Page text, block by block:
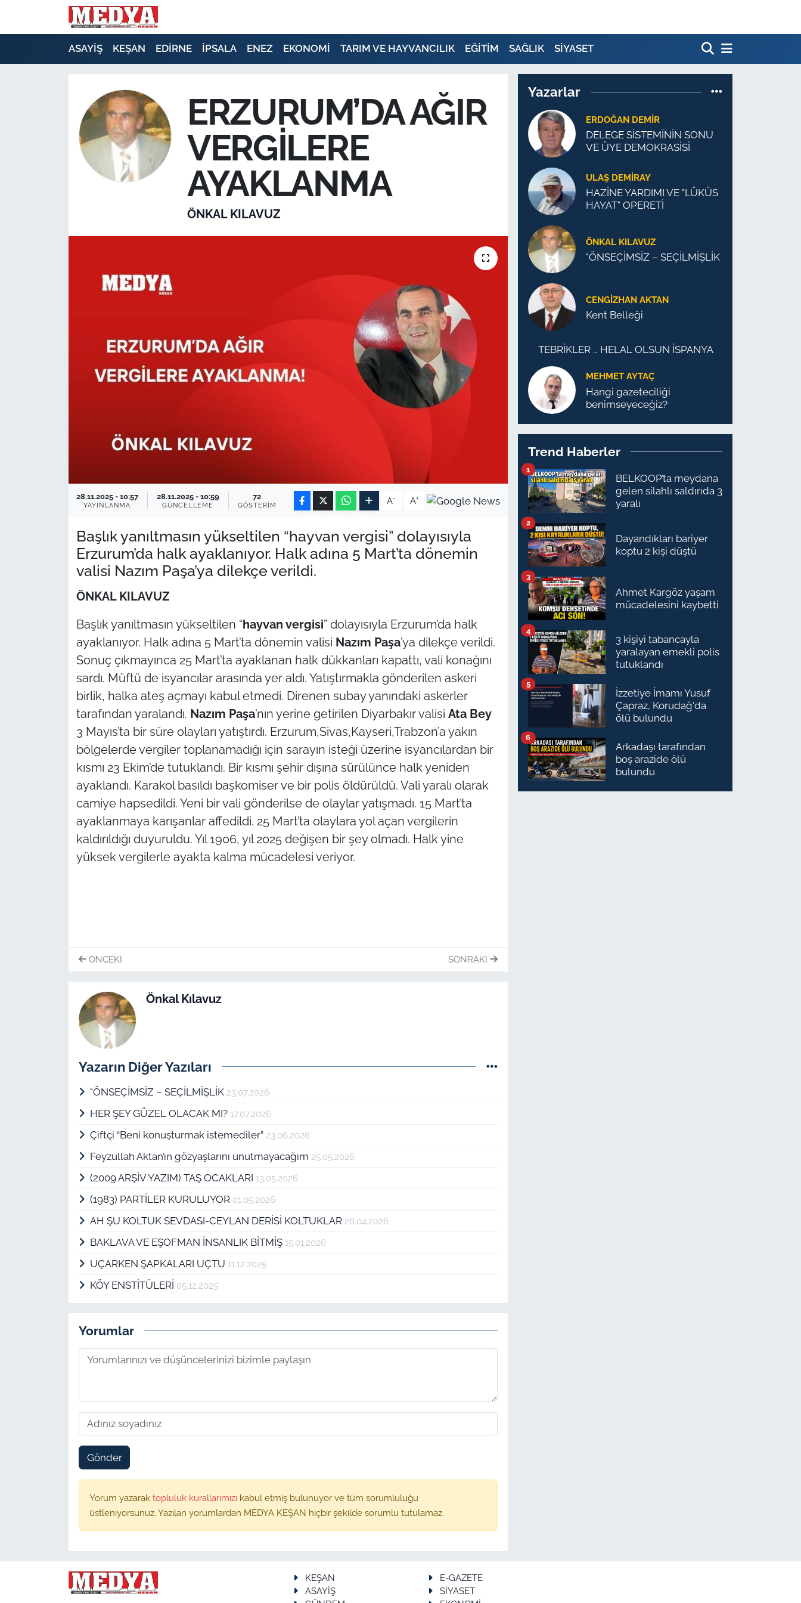
ASAYİŞ KEŞAN EDİRNE İPSALA ENEZ EKONOMİ TARIM VE HAYVANCILIK EĞİTİM SAĞLIK SİYASET
ERZURUM’DA AĞIR
VERGİLERE
AYAKLANMA
ÖNKAL KILAVUZ
28.11.2025 - 10:57
YAYINLANMA
28.11.2025 - 10:59
GÜNCELLEME
72
GÖSTERIM A- A+
Başlık yanıltmasın yükseltilen “hayvan vergisi” dolayısıyla
Erzurum’da halk ayaklanıyor. Halk adına 5 Mart’ta dönemin
valisi Nazım Paşa’ya dilekçe verildi.
ÖNKAL KILAVUZ
Başlık yanıltmasın yükseltilen “hayvan vergisi” dolayısıyla Erzurum’da halk
ayaklanıyor. Halk adına 5 Mart’ta dönemin valisi Nazım Paşa’ya dilekçe verildi.
Sonuç çıkmayınca 25 Mart’ta ayaklanan halk dükkanları kapattı, vali konağını
sardı. Müftü de isyancılar arasında yer aldı. Yatıştırmakla gönderilen askeri
birlik, halka ateş açmayı kabul etmedi. Direnen subay yanındaki askerler
tarafından yaralandı. Nazım Paşa’nın yerine getirilen Diyarbakır valisi Ata Bey
3 Mayıs’ta bir süre olayları yatıştırdı. Erzurum,Sivas,Kayseri,Trabzon’a yakın
bölgelerde vergiler toplanamadığı için sarayın isteği üzerine isyancılardan bir
kısmı 23 Ekim’de tutuklandı. Bir kısmı şehir dışına sürülünce halk yeniden
ayaklandı. Karakol basıldı başkomiser ve bir polis öldürüldü. Vali yaralı olarak
camiye hapsedildi. Yeni bir vali gönderilse de olaylar yatışmadı. 15 Mart’ta
ayaklanmaya karışanlar affedildi. 25 Mart’ta olaylara yol açan vergilerin
kaldırıldığı duyuruldu. Yıl 1906, yıl 2025 değişen bir şey olmadı. Halk yine
yüksek vergilerle ayakta kalma mücadelesi veriyor.
ÖNCEKI SONRAKI
Önkal Kılavuz
Yazarın Diğer Yazıları
"ÖNSEÇİMSİZ – SEÇİLMİŞLİK 23.07.2026
HER ŞEY GÜZEL OLACAK MI? 17.07.2026
Çiftçi “Beni konuşturmak istemediler” 23.06.2026
Feyzullah Aktan’ın gözyaşlarını unutmayacağım 25.05.2026
(2009 ARŞİV YAZIM) TAŞ OCAKLARI 13.05.2026
(1983) PARTİLER KURULUYOR 01.05.2026
AH ŞU KOLTUK SEVDASI-CEYLAN DERİSİ KOLTUKLAR 28.04.2026
BAKLAVA VE EŞOFMAN İNSANLIK BİTMİŞ 15.01.2026
UÇARKEN ŞAPKALARI UÇTU 11.12.2025
KÖY ENSTİTÜLERİ 05.12.2025
Yorumlar
Gönder
Yorum yazarak topluluk kurallarımızı kabul etmiş bulunuyor ve tüm sorumluluğu
üstleniyorsunuz. Yazılan yorumlardan MEDYA KEŞAN hiçbir şekilde sorumlu tutulamaz.
Yazarlar
ERDOĞAN DEMIR
DELEGE SİSTEMİNİN SONU
VE ÜYE DEMOKRASİSİ
ULAŞ DEMİRAY
HAZİNE YARDIMI VE "LÜKÜS
HAYAT" OPERETİ
ÖNKAL KILAVUZ
"ÖNSEÇİMSİZ – SEÇİLMİŞLİK
CENGİZHAN AKTAN
Kent Belleği
TEBRİKLER … HELAL OLSUN İSPANYA
MEHMET AYTAÇ
Hangi gazeteciliği
benimseyeceğiz?
Trend Haberler
BELKOOP’ta meydana
gelen silahlı saldırıda 3
yaralı
1
Dayandıkları bariyer
koptu 2 kişi düştü
2
Ahmet Kargöz yaşam
mücadelesini kaybetti
3
3 kişiyi tabancayla
yaralayan emekli polis
tutuklandı
4
İzzetiye İmamı Yusuf
Çapraz, Korudağ'da
ölü bulundu
5
Arkadaşı tarafından
boş arazide ölü
bulundu
6
KEŞAN
E-GAZETE
ASAYİŞ
SİYASET
TARIM VE HAYVANCILIK
KIRKLARELİ
ÇANAKKALE
Flaş Haber
Dış Haberler
İş Dünyası
Bilim Teknoloji
English News